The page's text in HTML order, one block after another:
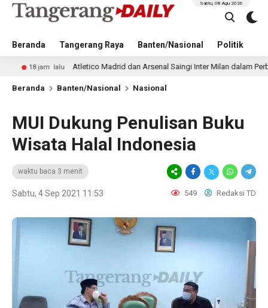
Beranda Tangerang Raya Banten/Nasional Politik
Sabtu, 08 Agu 2026
lalu Atletico Madrid dan Arsenal Saingi Inter Milan dalam Perburuan
Beranda Banten/Nasional Nasional
MUI Dukung Penulisan Buku
Wisata Halal Indonesia
waktu baca 3 menit
Sabtu, 4 Sep 2021 11:53 549 Redaksi TD